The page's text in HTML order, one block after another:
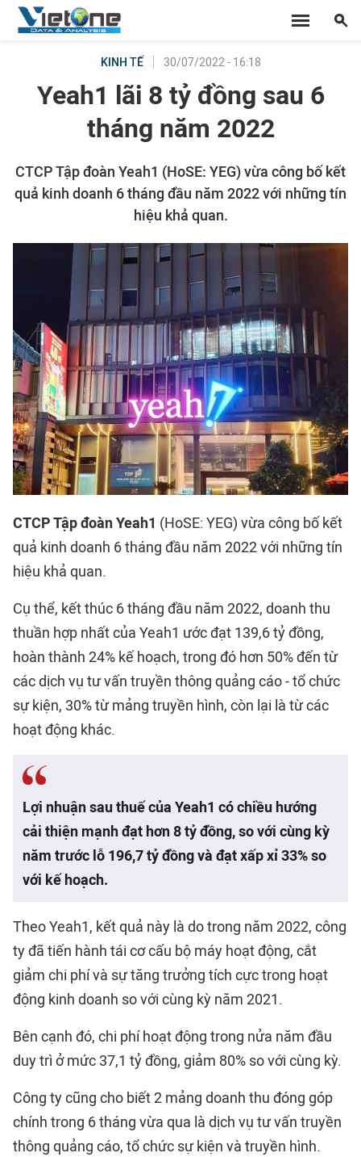
KINH TẾ 30/07/2022 - 16:18
Yeah1 lãi 8 tỷ đồng sau 6
tháng năm 2022
CTCP Tập đoàn Yeah1 (HoSE: YEG) vừa công bố kết
quả kinh doanh 6 tháng đầu năm 2022 với những tín
hiệu khả quan.
CTCP Tập đoàn Yeah1 (HoSE: YEG) vừa công bố kết
quả kinh doanh 6 tháng đầu năm 2022 với những tín
hiệu khả quan.
Cụ thể, kết thúc 6 tháng đầu năm 2022, doanh thu
thuần hợp nhất của Yeah1 ước đạt 139,6 tỷ đồng,
hoàn thành 24% kế hoạch, trong đó hơn 50% đến từ
các dịch vụ tư vấn truyền thông quảng cáo - tổ chức
sự kiện, 30% từ mảng truyền hình, còn lại là từ các
hoạt động khác.
Lợi nhuận sau thuế của Yeah1 có chiều hướng
cải thiện mạnh đạt hơn 8 tỷ đồng, so với cùng kỳ
năm trước lỗ 196,7 tỷ đồng và đạt xấp xỉ 33% so
với kế hoạch.
Theo Yeah1, kết quả này là do trong năm 2022, công
ty đã tiến hành tái cơ cấu bộ máy hoạt động, cắt
giảm chi phí và sự tăng trưởng tích cực trong hoạt
động kinh doanh so với cùng kỳ năm 2021.
Bên cạnh đó, chi phí hoạt động trong nửa năm đầu
duy trì ở mức 37,1 tỷ đồng, giảm 80% so với cùng kỳ.
Công ty cũng cho biết 2 mảng doanh thu đóng góp
chính trong 6 tháng vừa qua là dịch vụ tư vấn truyền
thông quảng cáo, tổ chức sự kiện và truyền hình.